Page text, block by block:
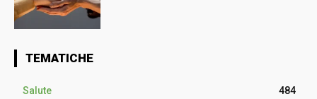
TEMATICHE
Salute
484